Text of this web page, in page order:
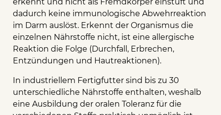
dadurch keine immunologische Abwehrreaktion
im Darm auslöst. Erkennt der Organismus die
einzelnen Nährstoffe nicht, ist eine allergische
Reaktion die Folge (Durchfall, Erbrechen,
Entzündungen und Hautreaktionen).
In industriellem Fertigfutter sind bis zu 30
unterschiedliche Nährstoffe enthalten, weshalb
eine Ausbildung der oralen Toleranz für die